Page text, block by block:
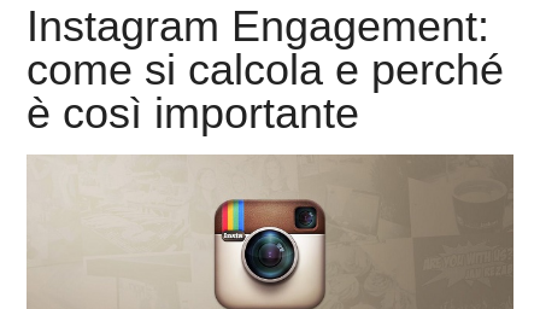
Instagram Engagement:
come si calcola e perché
è così importante